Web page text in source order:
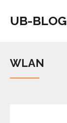
UB-BLOG
WLAN